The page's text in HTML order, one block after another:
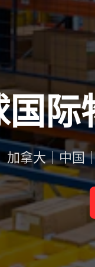
际
加拿大｜中国